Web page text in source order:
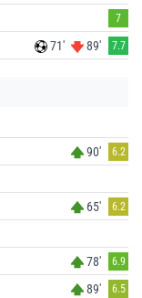
7
71' 89' 7.7
90' 6.2
65' 6.2
78' 6.9
89' 6.5